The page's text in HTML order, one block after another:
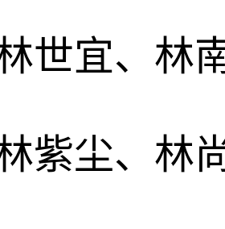
世宜、林
紫尘、林